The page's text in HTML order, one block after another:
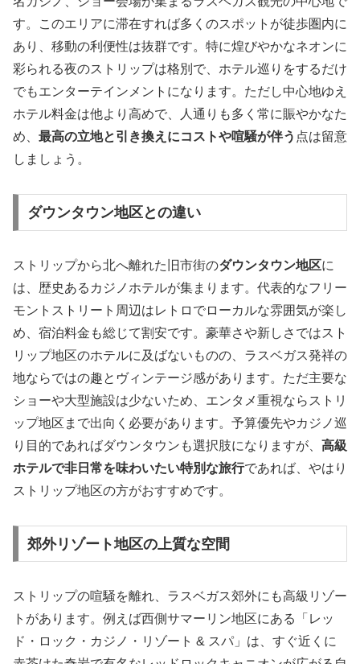
す。このエリアに滞在すれば多くのスポットが徒歩圏内に
あり、移動の利便性は抜群です。特に煌びやかなネオンに
彩られる夜のストリップは格別で、ホテル巡りをするだけ
でもエンターテインメントになります。ただし中心地ゆえ
ホテル料金は他より高めで、人通りも多く常に賑やかなた
め、 最高の立地と引き換えにコストや喧騒が伴う 点は留意
しましょう。
ダウンタウン地区との違い
ストリップから北へ離れた旧市街のダウンタウン地区に
は、歴史あるカジノホテルが集まります。代表的なフリー
モントストリート周辺はレトロでローカルな雰囲気が楽し
め、宿泊料金も総じて割安です。豪華さや新しさではスト
リップ地区のホテルに及ばないものの、ラスベガス発祥の
地ならではの趣とヴィンテージ感があります。ただ主要な
ショーや大型施設は少ないため、エンタメ重視ならストリ
ップ地区まで出向く必要があります。予算優先やカジノ巡
り目的であればダウンタウンも選択肢になりますが、 高級
ホテルで非日常を味わいたい特別な旅行であれば、やはり
ストリップ地区の方がおすすめです。
郊外リゾート地区の上質な空間
ストリップの喧騒を離れ、ラスベガス郊外にも高級リゾー
トがあります。例えば西側サマーリン地区にある「レッ
ド・ロック・カジノ・リゾート & スパ」は、すぐ近くに